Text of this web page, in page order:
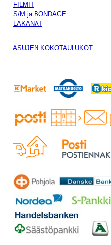
FILMIT
S/M ja BONDAGE
LAKANAT
ASUJEN KOKOTAULUKOT